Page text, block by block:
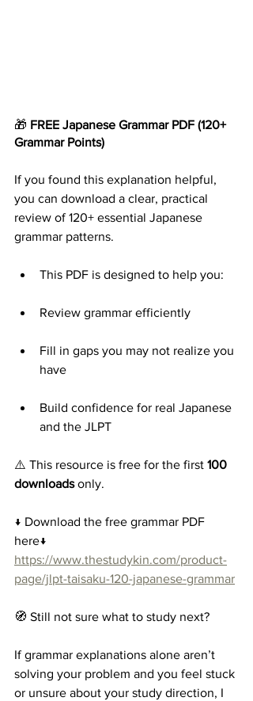
🎁 FREE Japanese Grammar PDF (120+
Grammar Points)
If you found this explanation helpful,
you can download a clear, practical
review of 120+ essential Japanese
grammar patterns.
This PDF is designed to help you:
Review grammar efficiently
Fill in gaps you may not realize you
have
Build confidence for real Japanese
and the JLPT
⚠️ This resource is free for the first 100
downloads only.
↓ Download the free grammar PDF
here↓
https://www.thestudykin.com/product-
page/jlpt-taisaku-120-japanese-grammar
🧭 Still not sure what to study next?
If grammar explanations alone aren’t
solving your problem and you feel stuck
or unsure about your study direction, I